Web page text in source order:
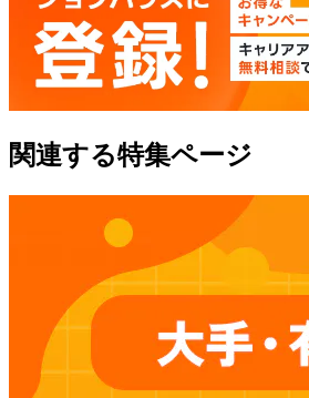
関連する特集ページ